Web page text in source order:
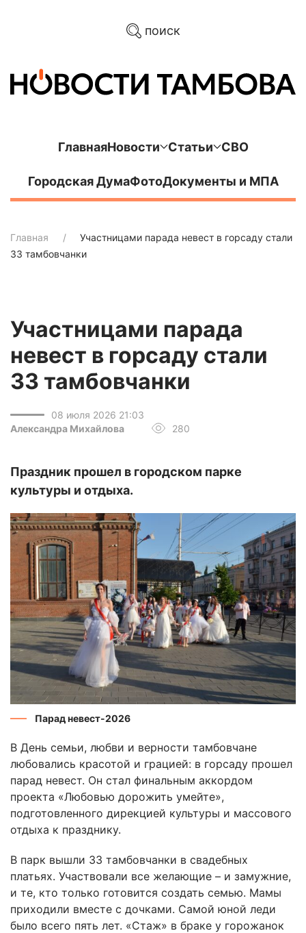
поиск
ГлавнаяНовости Статьи СВО
Городская ДумаФотоДокументы и МПА
Главная
Участницами парада невест в горсаду стали
33 тамбовчанки
Участницами парада
невест в горсаду стали
33 тамбовчанки
08 июля 2026 21:03
Александра Михайлова
280
Праздник прошел в городском парке
культуры и отдыха.
Парад невест-2026
В День семьи, любви и верности тамбовчане
любовались красотой и грацией: в горсаду прошел
парад невест. Он стал финальным аккордом
проекта «Любовью дорожить умейте»,
подготовленного дирекцией культуры и массового
отдыха к празднику.
В парк вышли 33 тамбовчанки в свадебных
платьях. Участвовали все желающие – и замужние,
и те, кто только готовится создать семью. Мамы
приходили вместе с дочками. Самой юной леди
было всего пять лет. «Стаж» в браке у горожанок